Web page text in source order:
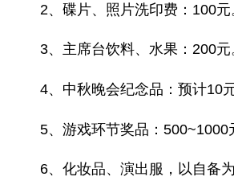
2、碟片、照片洗印费：100元
3、主席台饮料、水果：200元
4、中秋晚会纪念品：预计10
5、游戏环节奖品：500~1000
6、化妆品、演出服，以自备